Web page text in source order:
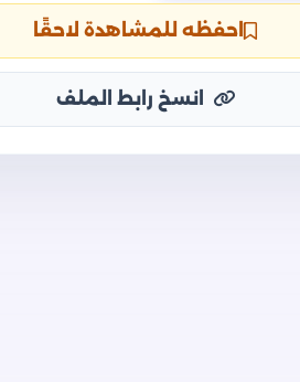
احفظه للمشاهدة لاحقًا
انسخ رابط الملف